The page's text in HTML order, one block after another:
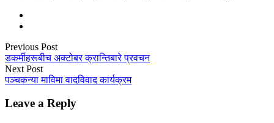
Previous Post
डकर्मीहरूबीच अक्टोबर क्रान्तिबारे प्रवचन
Next Post
पञ्चकन्या माविमा वादविवाद कार्यक्रम
Leave a Reply